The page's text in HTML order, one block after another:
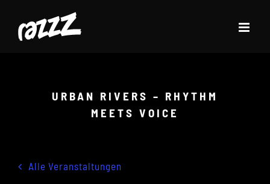
Inhalt
URBAN RIVERS – RHYTHM
MEETS VOICE
Alle Veranstaltungen